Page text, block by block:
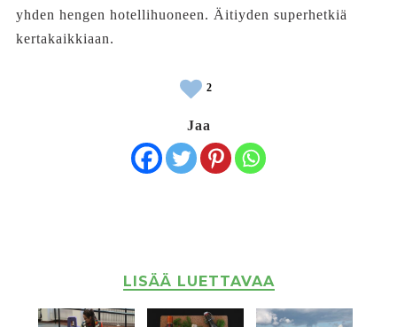
yhden hengen hotellihuoneen. Äitiyden superhetkiä
kertakaikkiaan.
2
Jaa
LISÄÄ LUETTAVAA